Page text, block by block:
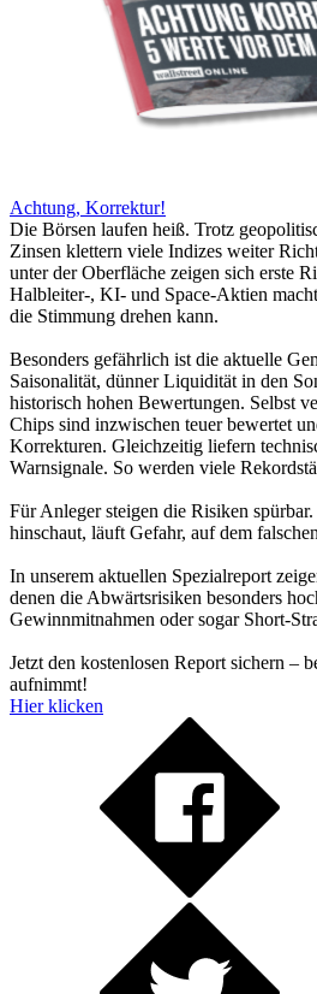
Achtung, Korrektur!
Die Börsen laufen heiß. Trotz
Zinsen klettern viele Indizes weiter
unter der Oberfläche zeigen sich erste
Halbleiter-, KI- und Space-Aktien
die Stimmung drehen kann.
Besonders gefährlich ist die aktuelle
Saisonalität, dünner Liquidität in den
historisch hohen Bewertungen. Selbst
Chips sind inzwischen teuer bewertet
Korrekturen. Gleichzeitig liefern
Warnsignale. So werden viele
Für Anleger steigen die Risiken
hinschaut, läuft Gefahr, auf dem
In unserem aktuellen Spezialreport
denen die Abwärtsrisiken besonders
Gewinnmitnahmen oder sogar Short-
Jetzt den kostenlosen Report sichern –
aufnimmt!
Hier klicken